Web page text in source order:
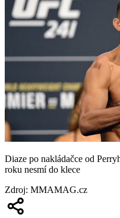
Diaze po nakládačce od
roku nesmí do klece
Zdroj: MMAMAG.cz